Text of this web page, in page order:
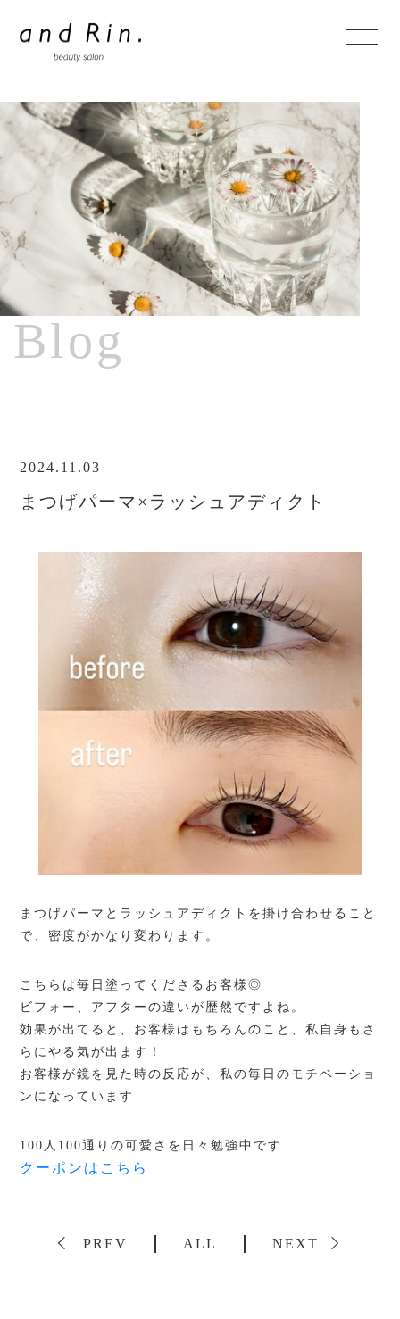
- Home
- Concept
- Menu
- Blog
privacy policy
Blog
2024.11.03
まつげパーマ×ラッシュアディクト
まつげパーマとラッシュアディクトを掛け合わせること
で、密度がかなり変わります。
こちらは毎日塗ってくださるお客様◎
ビフォー、アフターの違いが歴然ですよね。
効果が出てると、お客様はもちろんのこと、私自身もさ
らにやる気が出ます！
お客様が鏡を見た時の反応が、私の毎日のモチベーショ
ンになっています
100人100通りの可愛さを日々勉強中です
クーポンはこちら
PREV ALL NEXT